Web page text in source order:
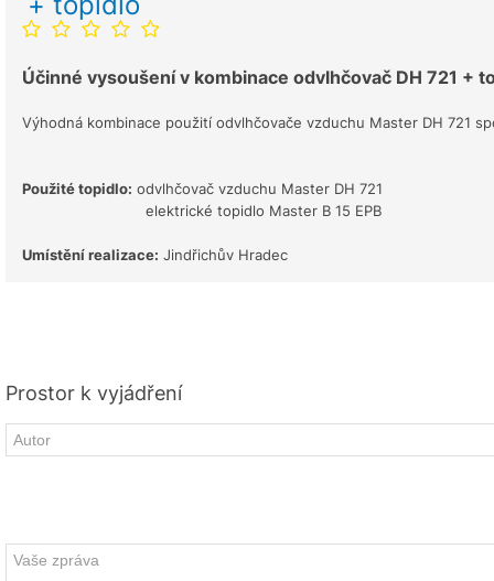
Účinné vysoušení v kombinace odvlhčovač DH 721 +
Výhodná kombinace použití odvlhčovače vzduchu Master DH 721
Použité topidlo: odvlhčovač vzduchu Master DH 721
elektrické topidlo Master B 15 EPB
Umístění realizace: Jindřichův Hradec
Prostor k vyjádření